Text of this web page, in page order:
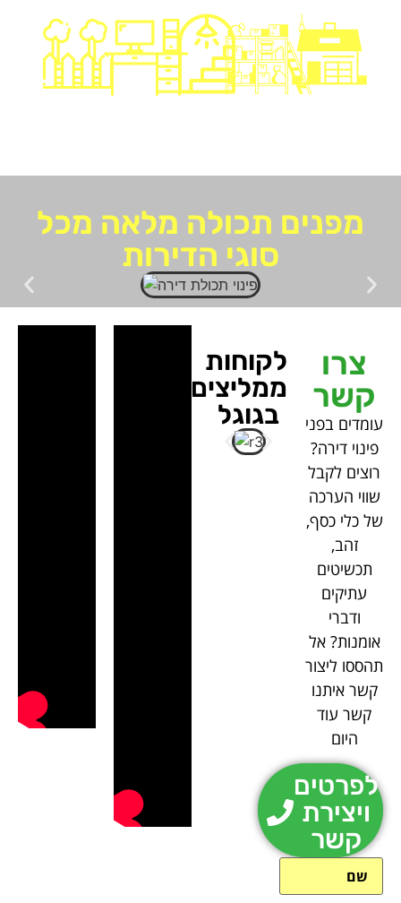
מפנים תכולה מלאה מכל
סוגי הדירות
צרו
קשר
עומדים בפני
פינוי דירה?
רוצים לקבל
שווי הערכה
של כלי כסף,
זהב,
תכשיטים
עתיקים
ודברי
אומנות? אל
תהססו ליצור
קשר איתנו
קשר עוד
היום
לפרטים
ויצירת
קשר
לקוחות
ממליצים
בגוגל